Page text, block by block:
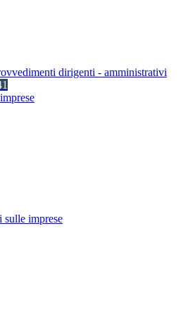
dirigenti - amministrativi
sulle imprese